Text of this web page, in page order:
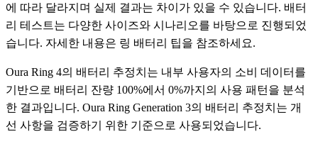
에 따라 달라지며 실제 결과는 차이가 있을 수 있습니다. 배터
리 테스트는 다양한 사이즈와 시나리오를 바탕으로 진행되었
습니다. 자세한 내용은 링 배터리 팁을 참조하세요.
Oura Ring 4의 배터리 추정치는 내부 사용자의 소비 데이터를
기반으로 배터리 잔량 100%에서 0%까지의 사용 패턴을 분석
한 결과입니다. Oura Ring Generation 3의 배터리 추정치는 개
선 사항을 검증하기 위한 기준으로 사용되었습니다.